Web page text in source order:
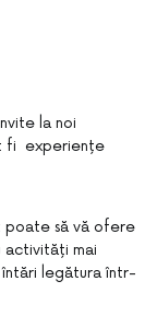
la noi
fi experiențe
poate să vă ofere
activități mai
întări legătura într-